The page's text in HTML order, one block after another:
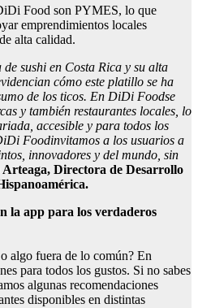
Food son PYMES, lo que
emprendimientos locales
alta calidad.
sushi en Costa Rica y su alta
cómo este platillo se ha
de los ticos. En DiDi Foodse
y también restaurantes locales, lo
accesible y para todos los
Foodinvitamos a los usuarios a
innovadores y del mundo, sin
Directora de Desarrollo
la app para los verdaderos
algo fuera de lo común? En
para todos los gustos. Si no sabes
algunas recomendaciones
disponibles en distintas